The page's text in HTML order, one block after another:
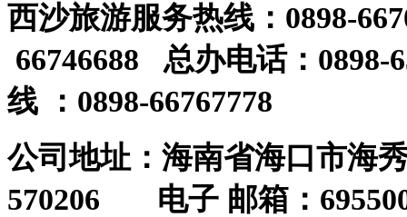
西沙旅游服务热线 ：0898-
66746688 总办电话：0898-
线 ：0898-66767778
公司地址：海南省海口市
570206 电子 邮箱：